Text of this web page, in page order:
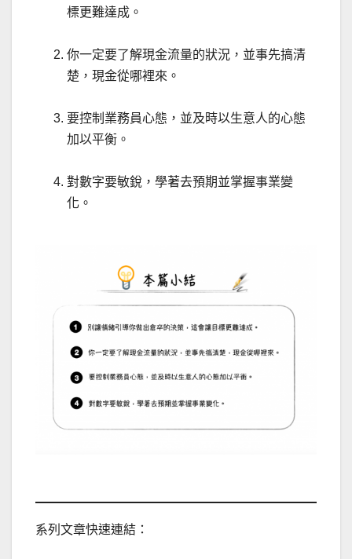
標更難達成。
你一定要了解現金流量的狀況，並事先搞清
楚，現金從哪裡來。
要控制業務員心態，並及時以生意人的心態
加以平衡。
對數字要敏銳，學著去預期並掌握事業變
化。
系列文章快速連結：